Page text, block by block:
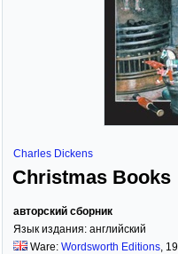
Charles Dickens
Christmas Books
авторский сборник
Язык издания: английский
Ware: Wordsworth Editions,